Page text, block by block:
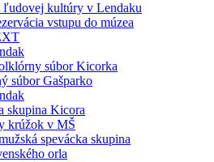
ľudovej kultúry v Lendaku
vstupu do múzea
súbor Kicorka
súbor Gašparko
skupina Kicora
krúžok v MŠ
spevácka skupina
orla